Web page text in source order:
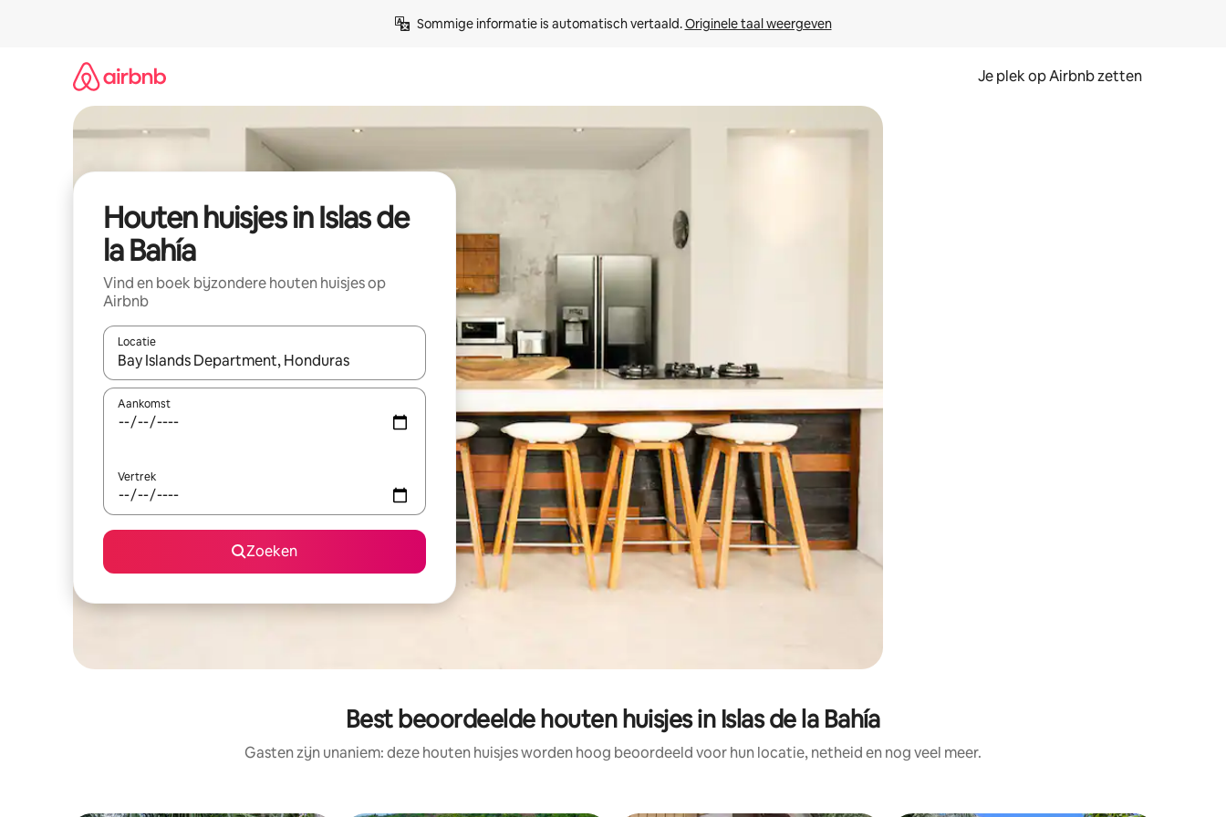
Sommige informatie is automatisch vertaald. Originele taal weergeven
Je plek op Airbnb zetten
Houten huisjes in Islas de
la Bahía
Vind en boek bijzondere houten huisjes op
Airbnb
Locatie
Wanneer er resultaten beschikbaar zijn, maak je een keuze met je de pijltjestoetsen omhoog en omlaag, óf door te tikken of swipen.
Aankomst
Vertrek
Zoeken
Best beoordeelde houten huisjes in Islas de la Bahía
Gasten zijn unaniem: deze houten huisjes worden hoog beoordeeld voor hun locatie, netheid en nog veel meer.